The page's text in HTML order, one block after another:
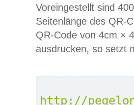
Voreingestellt sind
Seitenlänge des QR-
QR-Code von 4cm ×
ausdrucken, so setzt
http://